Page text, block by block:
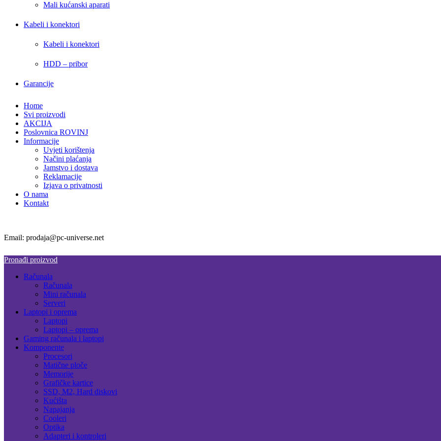
Mali kućanski aparati
Kabeli i konektori
Kabeli i konektori
HDD – pribor
Garancije
Home
Svi proizvodi
AKCIJA
Poslovnica ROVINJ
Informacije
Uvjeti korištenja
Načini plaćanja
Jamstvo i dostava
Reklamacije
Izjava o privatnosti
O nama
Kontakt
Email: prodaja@pc-universe.net
Pronađi proizvod
Računala
Računala
Mini računala
Serveri
Laptopi i oprema
Laptopi
Laptopi – oprema
Gaming računala i laptopi
Komponente
Procesori
Matične ploče
Memorije
Grafičke kartice
SSD, M2, Hard diskovi
Kućišta
Napajanja
Cooleri
Optika
Adapteri i kontroleri